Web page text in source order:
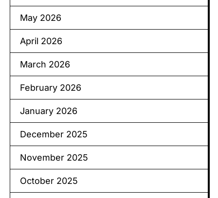
May 2026
April 2026
March 2026
February 2026
January 2026
December 2025
November 2025
October 2025